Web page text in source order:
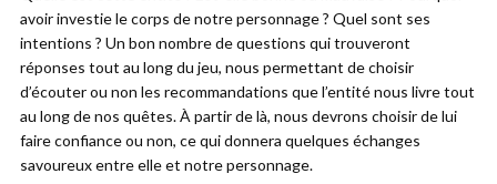
avoir investie le corps de notre personnage ? Quel sont ses
intentions ? Un bon nombre de questions qui trouveront
réponses tout au long du jeu, nous permettant de choisir
d’écouter ou non les recommandations que l’entité nous livre tout
au long de nos quêtes. À partir de là, nous devrons choisir de lui
faire confiance ou non, ce qui donnera quelques échanges
savoureux entre elle et notre personnage.